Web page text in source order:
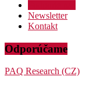
Newsletter
Kontakt
Odporúčame
PAQ Research (CZ)